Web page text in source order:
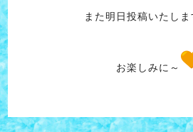
また明日投稿いたしま
お楽しみに～